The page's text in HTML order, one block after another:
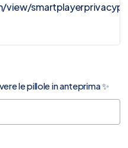
le pillole in anteprima ✨